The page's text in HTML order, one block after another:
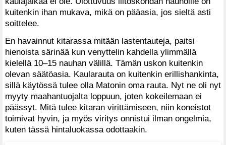
kuitenkin ihan mukava, mikä on pääasia, jos sieltä asti
soittelee.
En havainnut kitarassa mitään lastentauteja, paitsi
hienoista särinää kun venyttelin kahdella ylimmällä
kielellä 10–15 nauhan välillä. Tämän uskon kuitenkin
olevan säätöasia. Kaularauta on kuitenkin erillishankinta,
sillä käytössä tulee olla Matonin oma rauta. Nyt ne oli nyt
myyty maahantuojalta loppuun, joten kokeilemaan ei
päässyt. Mitä tulee kitaran virittämiseen, niin koneistot
toimivat hyvin, ja myös viritys onnistui ilman ongelmia,
kuten tässä hintaluokassa odottaakin.